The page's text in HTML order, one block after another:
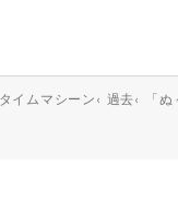
タイムマシーン ‹ 過去‹ 「